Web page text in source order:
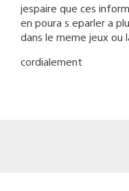
jespaire que ces
en poura s eparler a
dans le meme jeux ou
cordialement